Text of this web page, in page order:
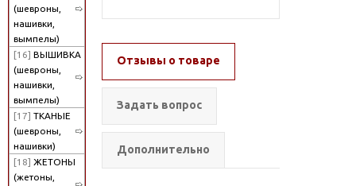
(шевроны,
нашивки,
вымпелы)
[16] ВЫШИВКА
(шевроны,
нашивки,
вымпелы)
[17] ТКАНЫЕ
(шевроны,
нашивки)
[18] ЖЕТОНЫ
(жетоны,
Отзывы о товаре
Задать вопрос
Дополнительно